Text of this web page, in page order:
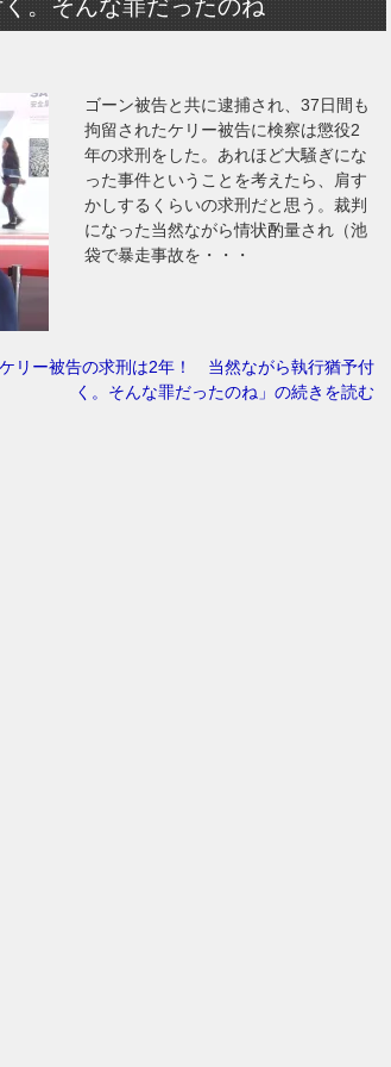
。そんな罪だったのね
ゴーン被告と共に逮捕され、37日間も
拘留されたケリー被告に検察は懲役2
年の求刑をした。あれほど大騒ぎにな
った事件ということを考えたら、肩す
かしするくらいの求刑だと思う。裁判
になった当然ながら情状酌量され（池
袋で暴走事故を・・・
ケリー被告の求刑は2年！ 当然ながら執行猶予付
く。そんな罪だったのね」の続きを読む